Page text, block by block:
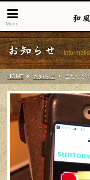
Menu
お知らせ
HOME お知らせ 当たりが